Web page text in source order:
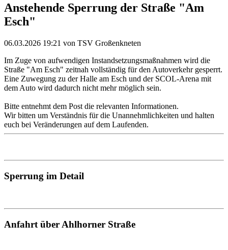
Anstehende Sperrung der Straße "Am
Esch"
06.03.2026 19:21 von TSV Großenkneten
Im Zuge von aufwendigen Instandsetzungsmaßnahmen wird die
Straße "Am Esch" zeitnah vollständig für den Autoverkehr gesperrt.
Eine Zuwegung zu der Halle am Esch und der SCOL-Arena mit
dem Auto wird dadurch nicht mehr möglich sein.
Bitte entnehmt dem Post die relevanten Informationen.
Wir bitten um Verständnis für die Unannehmlichkeiten und halten
euch bei Veränderungen auf dem Laufenden.
Sperrung im Detail
Anfahrt über Ahlhorner Straße